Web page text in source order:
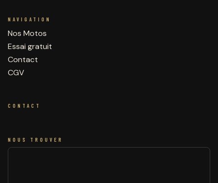
NAVIGATION
Nos Motos
Essai gratuit
Contact
CGV
CONTACT
NOUS TROUVER